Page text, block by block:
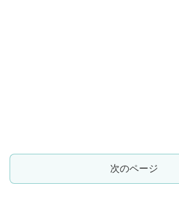
次のページ